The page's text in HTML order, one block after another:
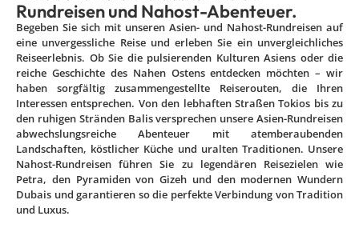
Rundreisen und Nahost-Abenteuer.
Begeben Sie sich mit unseren Asien- und Nahost-Rundreisen auf
eine unvergessliche Reise und erleben Sie ein unvergleichliches
Reiseerlebnis. Ob Sie die pulsierenden Kulturen Asiens oder die
reiche Geschichte des Nahen Ostens entdecken möchten – wir
haben sorgfältig zusammengestellte Reiserouten, die Ihren
Interessen entsprechen. Von den lebhaften Straßen Tokios bis zu
den ruhigen Stränden Balis versprechen unsere Asien-Rundreisen
abwechslungsreiche Abenteuer mit atemberaubenden
Landschaften, köstlicher Küche und uralten Traditionen. Unsere
Nahost-Rundreisen führen Sie zu legendären Reisezielen wie
Petra, den Pyramiden von Gizeh und den modernen Wundern
Dubais und garantieren so die perfekte Verbindung von Tradition
und Luxus.